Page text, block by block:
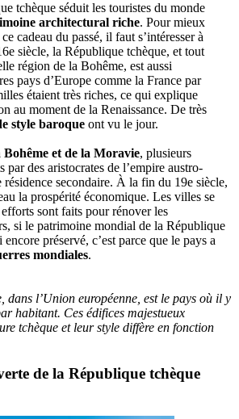
tchèque séduit les touristes du monde
architectural riche. Pour mieux
cadeau du passé, il faut s’intéresser à
siècle, la République tchèque, et tout
région de la Bohême, est aussi
pays d’Europe comme la France par
étaient très riches, ce qui explique
au moment de la Renaissance. De très
style baroque ont vu le jour.
Bohême et de la Moravie, plusieurs
par des aristocrates de l’empire austro-
secondaire. À la fin du 19e siècle,
la prospérité économique. Les villes se
sont faits pour rénover les
si le patrimoine mondial de la République
préservé, c’est parce que le pays a
mondiales.
dans l’Union européenne, est le pays où il y
habitant. Ces édifices majestueux
tchèque et leur style diffère en fonction
de la République tchèque